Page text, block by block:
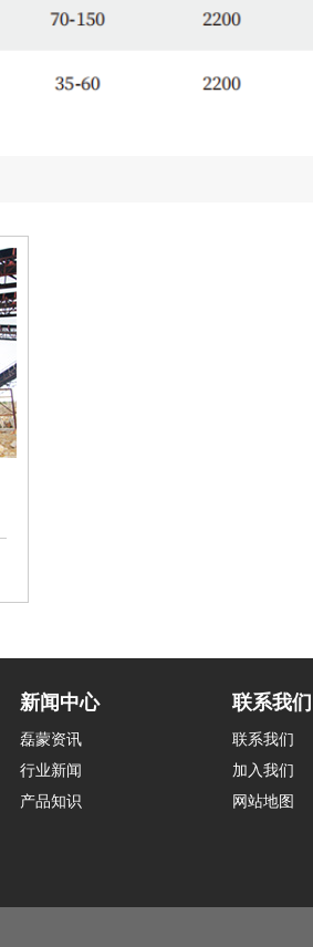
新闻中心
磊蒙资讯
行业新闻
产品知识
联系我们
联系我们
加入我们
网站地图